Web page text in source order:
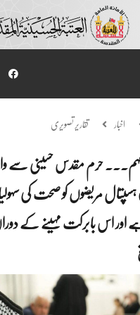
اخبار تقاریر تصویری
حرم مقدس حسینی سے
مریضوں کو صحت کی
اس بابرکت مہینے کے